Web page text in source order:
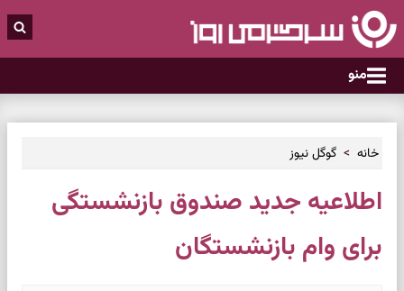
منو
خانه گوگل نیوز
اطلاعیه جدید صندوق بازنشستگی
برای وام بازنشستگان